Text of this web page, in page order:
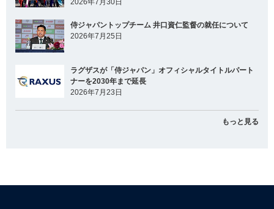
2026年7月30日
侍ジャパントップチーム 井口資仁監督の就任について
2026年7月25日
ラグザスが「侍ジャパン」オフィシャルタイトルパート
ナーを2030年まで延長
2026年7月23日
もっと見る